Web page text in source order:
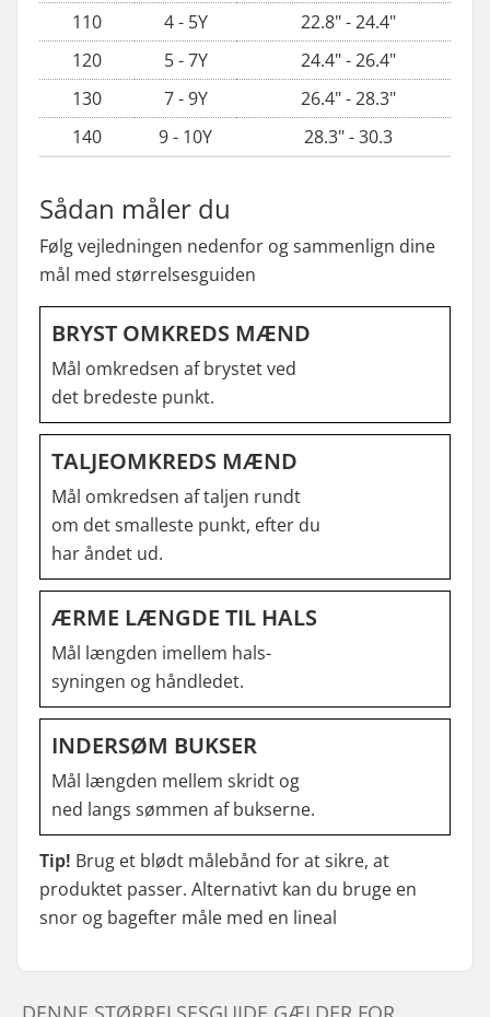
110
4 - 5Y
22.8" - 24.4"
120
5 - 7Y
24.4" - 26.4"
130
7 - 9Y
26.4" - 28.3"
140
9 - 10Y 28.3" - 30.3
Sådan måler du
Følg vejledningen nedenfor og sammenlign dine
mål med størrelsesguiden
BRYST OMKREDS MÆND
Mål omkredsen af brystet ved
det bredeste punkt.
TALJEOMKREDS MÆND
Mål omkredsen af taljen rundt
om det smalleste punkt, efter du
har åndet ud.
ÆRME LÆNGDE TIL HALS
Mål længden imellem hals-
syningen og håndledet.
INDERSØM BUKSER
Mål længden mellem skridt og
ned langs sømmen af bukserne.
Tip! Brug et blødt målebånd for at sikre, at
produktet passer. Alternativt kan du bruge en
snor og bagefter måle med en lineal